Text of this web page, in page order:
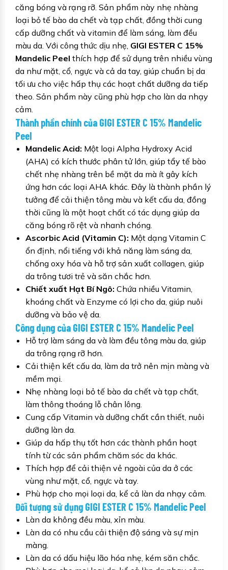
căng bóng và rạng rỡ. Sản phẩm này nhẹ nhàng
loại bỏ tế bào da chết và tạp chất, đồng thời cung
cấp dưỡng chất và vitamin để làm sáng, làm đều
màu da. Với công thức dịu nhẹ, GIGI ESTER C 15%
Mandelic Peel thích hợp để sử dụng trên nhiều vùng
da như mặt, cổ, ngực và cả da tay, giúp chuẩn bị da
tối ưu cho việc hấp thụ các hoạt chất dưỡng da tiếp
theo. Sản phẩm này cũng phù hợp cho làn da nhạy
cảm.
Thành phần chính của GIGI ESTER C 15% Mandelic
Peel
Mandelic Acid: Một loại Alpha Hydroxy Acid
(AHA) có kích thước phân tử lớn, giúp tẩy tế bào
chết nhẹ nhàng trên bề mặt da mà ít gây kích
ứng hơn các loại AHA khác. Đây là thành phần lý
tưởng để cải thiện tông màu và kết cấu da, đồng
thời cũng là một hoạt chất có tác dụng giúp da
căng bóng rõ rệt và nhanh chóng.
Ascorbic Acid (Vitamin C): Một dạng Vitamin C
ổn định, nổi tiếng với khả năng làm sáng da,
chống oxy hóa và hỗ trợ sản xuất collagen, giúp
da trông tươi trẻ và săn chắc hơn.
Chiết xuất Hạt Bí Ngô: Chứa nhiều Vitamin,
khoáng chất và Enzyme có lợi cho da, giúp nuôi
dưỡng và bảo vệ da.
Công dụng của GIGI ESTER C 15% Mandelic Peel
Hỗ trợ làm sáng da và làm đều tông màu da, giúp
da trông rạng rỡ hơn.
Cải thiện kết cấu da, làm da trở nên mịn màng và
mềm mại.
Nhẹ nhàng loại bỏ tế bào da chết và tạp chất,
làm thông thoáng lỗ chân lông.
Cung cấp Vitamin và dưỡng chất cần thiết, nuôi
dưỡng làn da.
Giúp da hấp thụ tốt hơn các thành phần hoạt
tính từ các sản phẩm chăm sóc da khác.
Thích hợp để cải thiện vẻ ngoài của da ở các
vùng như mặt, cổ, ngực và tay.
Phù hợp cho mọi loại da, kể cả làn da nhạy cảm.
Đối tượng sử dụng GIGI ESTER C 15% Mandelic Peel
Làn da không đều màu, xỉn màu.
Làn da có nhu cầu cải thiện độ sáng và sự mịn
màng.
Làn da có dấu hiệu lão hóa nhẹ, kém săn chắc.